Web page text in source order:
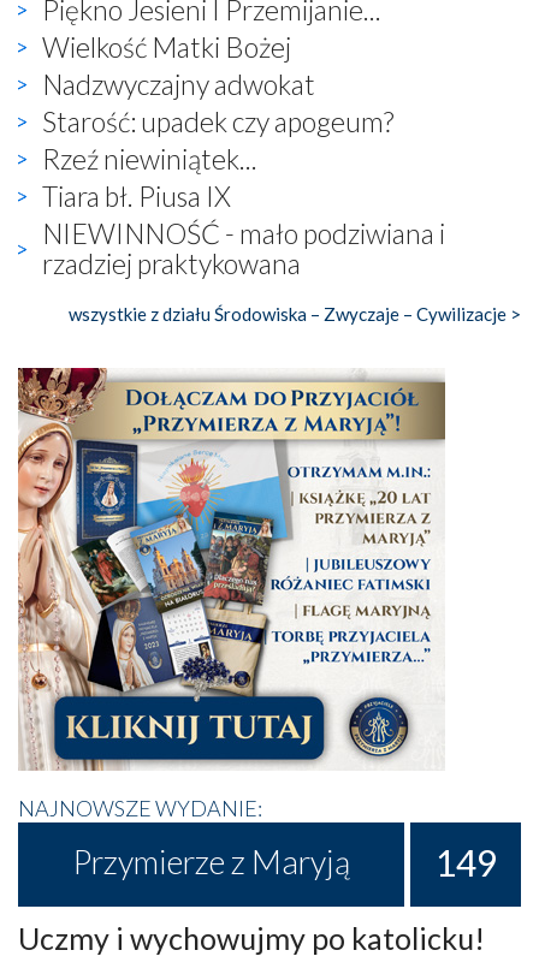
Piękno Jesieni I Przemijanie...
Wielkość Matki Bożej
Nadzwyczajny adwokat
Starość: upadek czy apogeum?
Rzeź niewiniątek...
Tiara bł. Piusa IX
NIEWINNOŚĆ - mało podziwiana i
rzadziej praktykowana
wszystkie z działu Środowiska – Zwyczaje – Cywilizacje >
NAJNOWSZE WYDANIE:
Przymierze z Maryją 149
Uczmy i wychowujmy po katolicku!